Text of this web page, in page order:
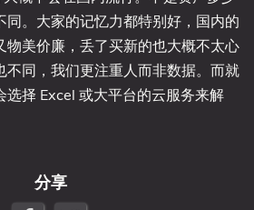
同。大家的记忆力都特别好，国内的
物美价廉，丢了买新的也大概不太心
不同，我们更注重人而非数据。而就
选择 Excel 或大平台的云服务来解
分享